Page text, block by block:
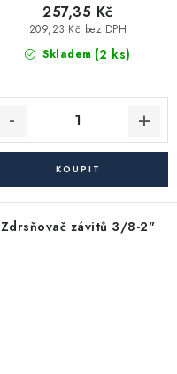
Skladem (2 ks)
209,23 Kč bez DPH
257,35 Kč
Zdrsňovač závitů 3/8-2"